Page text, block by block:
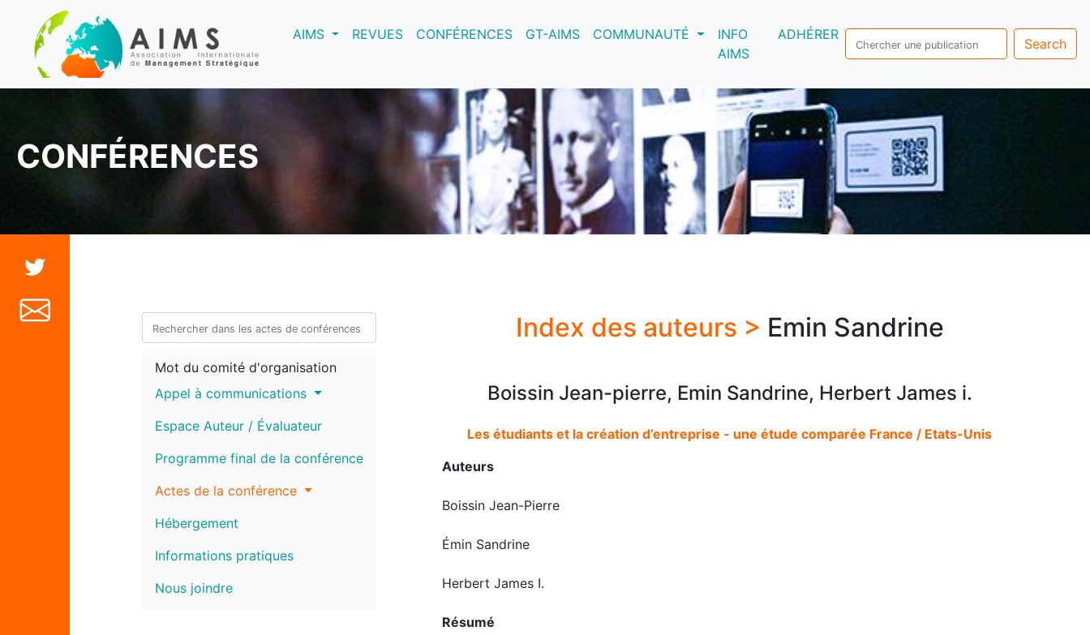
AIMS(current)REVUES CONFÉRENCES GT-AIMS COMMUNAUTÉ
INFO
AIMS
ADHÉRER
Search
CONFÉRENCES
Mot du comité d'organisation
Appel à communications
Espace Auteur / Évaluateur
Programme final de la conférence
Actes de la conférence
Hébergement
Informations pratiques
Nous joindre
Index des auteurs > Emin Sandrine
Boissin Jean-pierre, Emin Sandrine, Herbert James i.
Les étudiants et la création d’entreprise - une étude comparée France / Etats-Unis
Auteurs
Boissin Jean-Pierre
Émin Sandrine
Herbert James I.
Résumé